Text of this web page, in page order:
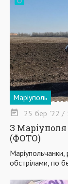
Маріуполь
25 бер '22 /
З Маріуполя
(ФОТО)
обстрілами, по